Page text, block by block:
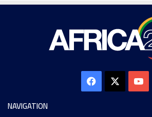
NAVIGATION